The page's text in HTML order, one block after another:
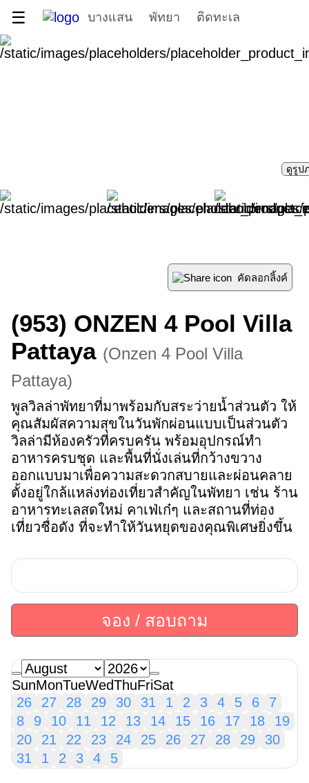
☰ บางแสน พัทยา ติดทะเล
ดูรูป
(953) ONZEN​ 4 Pool Villa
Pattaya (Onzen 4 Pool Villa
Pattaya)
คัดลอกลิ้งค์
พูลวิลล่าพัทยาที่มาพร้อมกับสระว่ายน้ำส่วนตัว ให้
คุณสัมผัสความสุขในวันพักผ่อนแบบเป็นส่วนตัว
วิลล่ามีห้องครัวที่ครบครัน พร้อมอุปกรณ์ทำ
อาหารครบชุด และพื้นที่นั่งเล่นที่กว้างขวาง
ออกแบบมาเพื่อความสะดวกสบายและผ่อนคลาย
ตั้งอยู่ใกล้แหล่งท่องเที่ยวสำคัญในพัทยา เช่น ร้าน
อาหารทะเลสดใหม่ คาเฟ่เก๋ๆ และสถานที่ท่อง
เที่ยวชื่อดัง ที่จะทำให้วันหยุดของคุณพิเศษยิ่งขึ้น
จอง / สอบถาม
SunMonTueWedThuFriSat
26
27 28 29 30 31 1 2 3 4 5 6
7
8
9 10 11 12 13 14 15 16 17 18
19
20
21 22 23 24 25 26 27 28 29
30
31
1 2 3 4 5